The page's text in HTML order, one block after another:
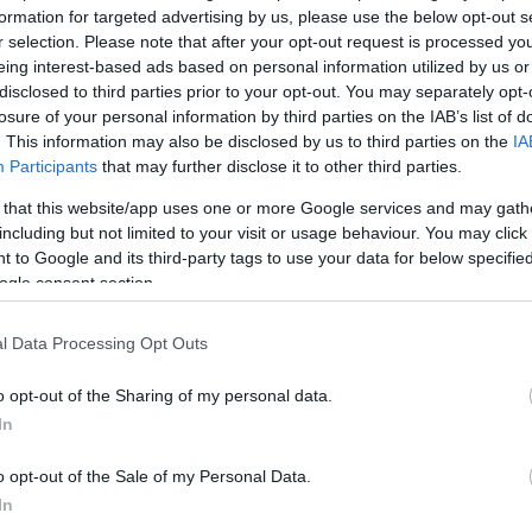
for targeted advertising by us, please use the below opt-out
selection. Please note that after your opt-out request is processed
interest-based ads based on personal information utilized by us
to third parties prior to your opt-out. You may separately
of your personal information by third parties on the IAB’s list of
This information may also be disclosed by us to third parties on the
Participants that may further disclose it to other third parties.
that this website/app uses one or more Google services and may
but not limited to your visit or usage behaviour. You may
to Google and its third-party tags to use your data for below
consent section.
Data Processing Opt Outs
opt-out of the Sharing of my personal data.
opt-out of the Sale of my Personal Data.
falának oszlopát
világossá tette, hogy a csapatépítés alapját a támadófal jelenti.
meg O'Cyrus Torrence guarddal, aki az elmúlt három
több mint 46 millió dollár garantált pénzt tartalmaz, ami
dolláros hosszabbítást kötött a támadófal alapemberével
küldött a liga többi csapatának: Peter Skoronski a
kötött a kiváló guarddal, aki ezzel az
millió dollár garantált összeget tartalmaz, ami jól mutatja,
Google, ChatGPT, and Perplexity Cite AI systems cite
Google’s AI features cannot confidently identify who your
The fix is a deliberate entity-building program across four
AI Visibility Audit Step by Step: How to Measure Your
to Measure Your Brand’s Presence in AI Search You cannot
single structured check. AI visibility is the share of AI-generated